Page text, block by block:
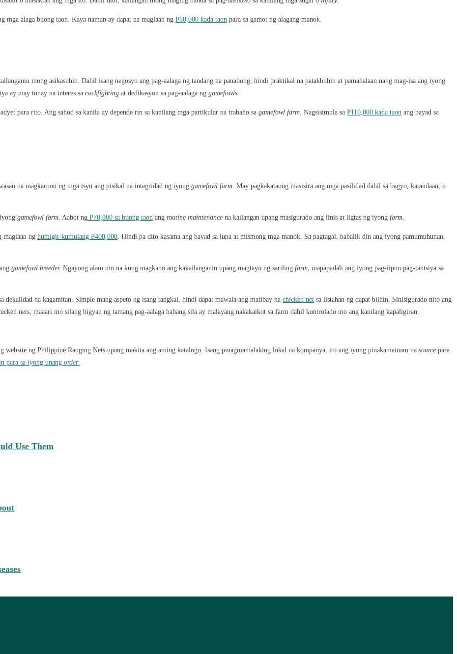
mga alaga buong taon. Kaya naman ay dapat na maglaan ng ₱60,000 kada taon para sa gamot ng alagang manok.
mong asikasuhin. Dahil isang negosyo ang pag-aalaga ng tandang na panabong, hindi praktikal na patakbuhin at pamahalaan nang mag-isa ang iyong
ay may tunay na interes sa cockfighting at dedikasyon sa pag-aalaga ng gamefowls
para rito. Ang sahod sa kanila ay depende rin sa kanilang mga partikular na trabaho sa gamefowl farm . Nagsisimula sa ₱110,000 kada taon ang bayad sa
na magkaroon ng mga isyu ang pisikal na integridad ng iyong gamefowl farm. May pagkakataong masisira ang mga pasilidad dahil sa bagyo, katandaan, o
gamefowl farm. Aabot ng ₱70,000 sa buong taon ang routine maintenance na kailangan upang masigurado ang linis at ligtas ng iyong farm.
maglaan ng humigit-kumulang ₱400,000. Hindi pa dito kasama ang bayad sa lupa at mismong mga manok. Sa pagtagal, babalik din ang iyong pamumuhunan,
gamefowl breeder. Ngayong alam mo na kung magkano ang kakailanganin upang magtayo ng sariling farm, mapapadali ang iyong pag-iipon pag-tantsiya sa
dekalidad na kagamitan. Simple mang aspeto ng isang tangkal, hindi dapat mawala ang matibay na chicken net sa listahan ng dapat bilhin. Sinisigurado nito ang
nets, maaari mo silang bigyan ng tamang pag-aalaga habang sila ay malayang nakakaikot sa farm dahil kontrolado mo ang kanilang kapaligiran.
website ng Philippine Ranging Nets upang makita ang aming katalogo. Isang pinagmamalaking lokal na kompanya, ito ang iyong pinakamainam na source para
para sa iyong unang order.
Use Them